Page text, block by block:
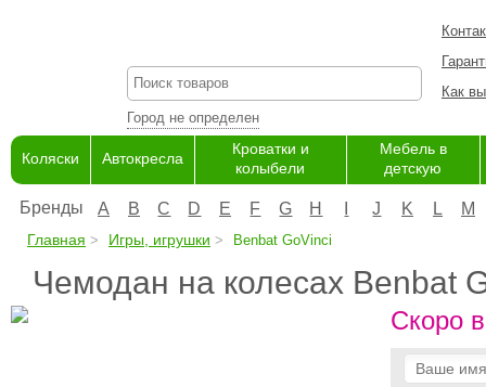
Город не определен
Как
Коляски Автокресла
Кроватки и
колыбели
Мебель в
детскую
Бренды A B C D E F G H J K L M
Главная Игры, игрушки Benbat GoVinci
Чемодан на колесах Benbat
Скоро